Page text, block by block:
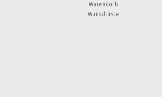
Warenkorb
Wunschliste